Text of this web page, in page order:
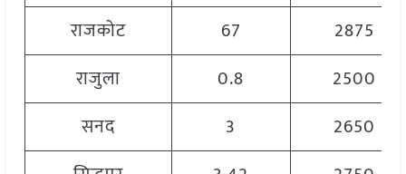
राजकोट
67
2875
राजुला
0.8
2500
सनद
3
2650